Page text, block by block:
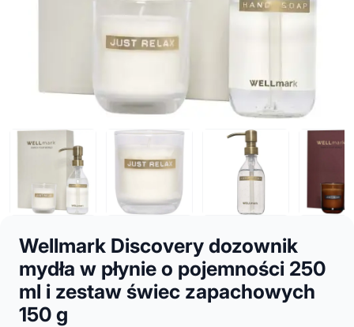
Wellmark Discovery dozownik
mydła w płynie o pojemności 250
ml i zestaw świec zapachowych
150 g